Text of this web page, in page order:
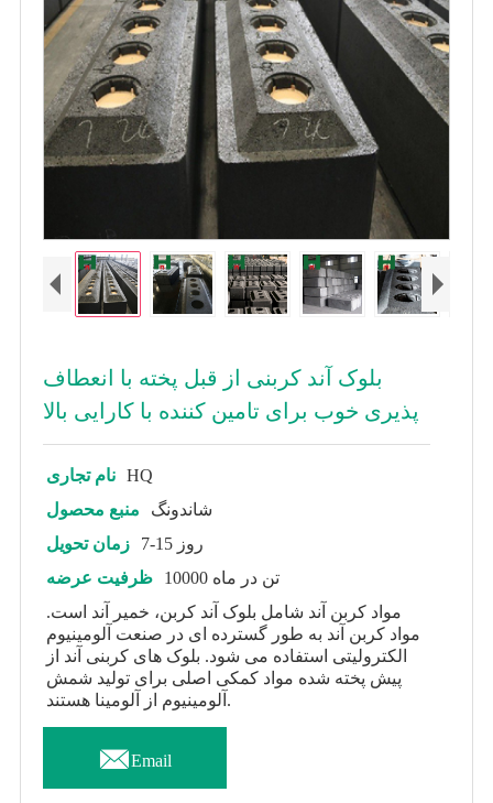
بلوک آند کربنی از قبل پخته با انعطاف
پذیری خوب برای تامین کننده با کارایی بالا
نام تجاری HQ
منبع محصول
شاندونگ
زمان تحویل
7-15 روز
ظرفیت عرضه
10000 تن در ماه
مواد کربن آند شامل بلوک آند کربن، خمیر آند است.
مواد کربن آند به طور گسترده ای در صنعت آلومینیوم
الکترولیتی استفاده می شود. بلوک های کربنی آند از
پیش پخته شده مواد کمکی اصلی برای تولید شمش
آلومینیوم از آلومینا هستند.
Email